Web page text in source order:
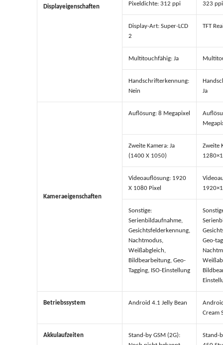
Displayeigenschaften Pixeldichte: 312 ppi 323 ppi
Display-Art: Super-LCD
2
TFT
Multitouchfähig: Ja
Handschrifterkennung:
Nein
Ja
Kameraeigenschaften
Auflösung: 8 Megapixel
Zweite Kamera: Ja
(1400 X 1050)
Zweite
Videoauflösung: 1920
X 1080 Pixel
Sonstige:
Serienbildaufnahme,
Gesichtsfelderkennung,
Nachtmodus,
Weißabgleich,
Bildbearbeitung, Geo-
Tagging, ISO-Einstellung
Geo-
Betriebssystem Android 4.1 Jelly Bean
Cream
Akkulaufzeiten
Stand-by GSM (2G):
Stand-